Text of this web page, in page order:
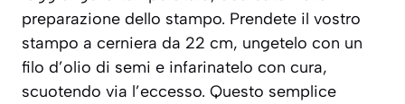
preparazione dello stampo. Prendete il vostro
stampo a cerniera da 22 cm, ungetelo con un
filo d’olio di semi e infarinatelo con cura,
scuotendo via l’eccesso. Questo semplice